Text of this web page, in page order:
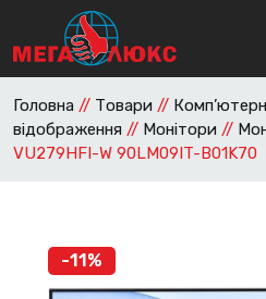
Головна // Товари //
відображення // Монітори //
VU279HFI-W 90LM09IT-B01K70
-11%